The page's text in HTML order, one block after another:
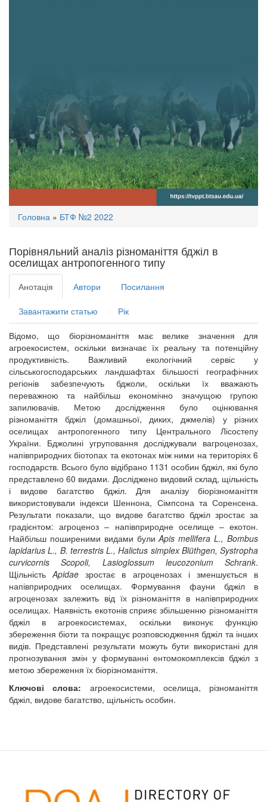
Ви
тут
Головна » БТФ №2 2022
Порівняльний аналіз різноманіття бджіл в
оселищах антропогенного типу
Анотація Автори Посилання
Завантажити статью Рік
Відомо, що біорізноманіття має велике значення для
агроекосистем, оскільки визначає їх реальну та потенційну
продуктивність. Важливий екологічний сервіс у
сільськогосподарських ландшафтах більшості географічних
регіонів забезпечують бджоли, оскільки їх вважають
переважною та найбільш економічно значущою групою
запилювачів. Метою дослідження було оцінювання
різноманіття бджіл (домашньої, диких, джмелів) у різних
оселищах антропогенного типу Центрального Лісостепу
України. Бджолині угруповання досліджували вагроценозах,
напівприродних біотопах та екотонах між ними на територіях 6
господарств. Всього було відібрано 1131 особин бджіл, які було
представлено 60 видами. Досліджено видовий склад, щільність
і видове багатство бджіл. Для аналізу біорізноманіття
використовували індекси Шеннона, Сімпсона та Соренсена.
Результати показали, що видове багатство бджіл зростає за
градієнтом: агроценоз – напівприродне оселище – екотон.
Найбільш поширеними видами булиApis mellifera L., Bombus
lapidarius L., B. terrestris L., Halictus simplex Blüthgen, Systropha
curvicornis Scopoli, Lasioglossum leucozonium Schrank.
ЩільністьApidaeзростає в агроценозах і зменшується в
напівприродних оселищах. Формування фауни бджіл в
агроценозах залежить від їх різноманіття в напівприродних
оселищах. Наявність екотонів сприяє збільшенню різноманіття
бджіл в агроекосистемах, оскільки виконує функцію
збереження біоти та покращує розповсюдження бджіл та інших
видів. Представлені результати можуть бути використані для
прогнозування змін у формуванні ентомокомплексів бджіл з
метою збереження їх біорізноманіття.
Ключові слова: агроекосистеми, оселища, різноманіття
бджіл, видове багатство, щільність особин.